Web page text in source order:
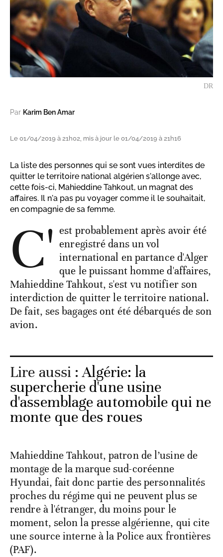
DR
Par Karim Ben Amar
Le 01/04/2019 à 21h02, mis à jour le 01/04/2019 à 21h16
La liste des personnes qui se sont vues interdites de
quitter le territoire national algérien s'allonge avec,
cette fois-ci, Mahieddine Tahkout, un magnat des
affaires. Il n'a pas pu voyager comme il le souhaitait,
en compagnie de sa femme.
C' est probablement après avoir été
enregistré dans un vol
international en partance d'Alger
que le puissant homme d'affaires,
Mahieddine Tahkout, s'est vu notifier son
interdiction de quitter le territoire national.
De fait, ses bagages ont été débarqués de son
avion.
Lire aussi :Algérie: la
supercherie d'une usine
d'assemblage automobile qui ne
monte que des roues
Mahieddine Tahkout, patron de l’usine de
montage de la marque sud-coréenne
Hyundai, fait donc partie des personnalités
proches du régime qui ne peuvent plus se
rendre à l'étranger, du moins pour le
moment, selon la presse algérienne, qui cite
une source interne à la Police aux frontières
(PAF).